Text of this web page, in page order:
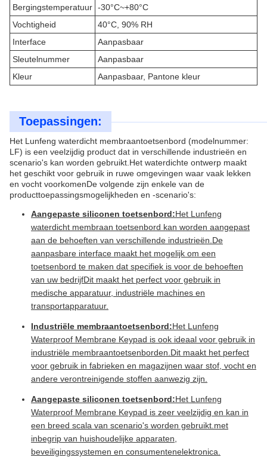
Bergingstemperatuur -30°C~+80°C
Vochtigheid
40°C, 90% RH
Interface
Aanpasbaar
Sleutelnummer
Aanpasbaar
Kleur
Aanpasbaar, Pantone kleur
Toepassingen:
Het Lunfeng waterdicht membraantoetsenbord (modelnummer:
LF) is een veelzijdig product dat in verschillende industrieën en
scenario's kan worden gebruikt.Het waterdichte ontwerp maakt
het geschikt voor gebruik in ruwe omgevingen waar vaak lekken
en vocht voorkomenDe volgende zijn enkele van de
producttoepassingsmogelijkheden en -scenario's:
Aangepaste siliconen toetsenbord:Het Lunfeng
waterdicht membraan toetsenbord kan worden aangepast
aan de behoeften van verschillende industrieën.De
aanpasbare interface maakt het mogelijk om een
toetsenbord te maken dat specifiek is voor de behoeften
van uw bedrijfDit maakt het perfect voor gebruik in
medische apparatuur, industriële machines en
transportapparatuur.
Industriële membraantoetsenbord:Het Lunfeng
Waterproof Membrane Keypad is ook ideaal voor gebruik in
industriële membraantoetsenborden.Dit maakt het perfect
voor gebruik in fabrieken en magazijnen waar stof, vocht en
andere verontreinigende stoffen aanwezig zijn.
Aangepaste siliconen toetsenbord:Het Lunfeng
Waterproof Membrane Keypad is zeer veelzijdig en kan in
een breed scala van scenario's worden gebruikt.met
inbegrip van huishoudelijke apparaten,
beveiligingssystemen en consumentenelektronica.